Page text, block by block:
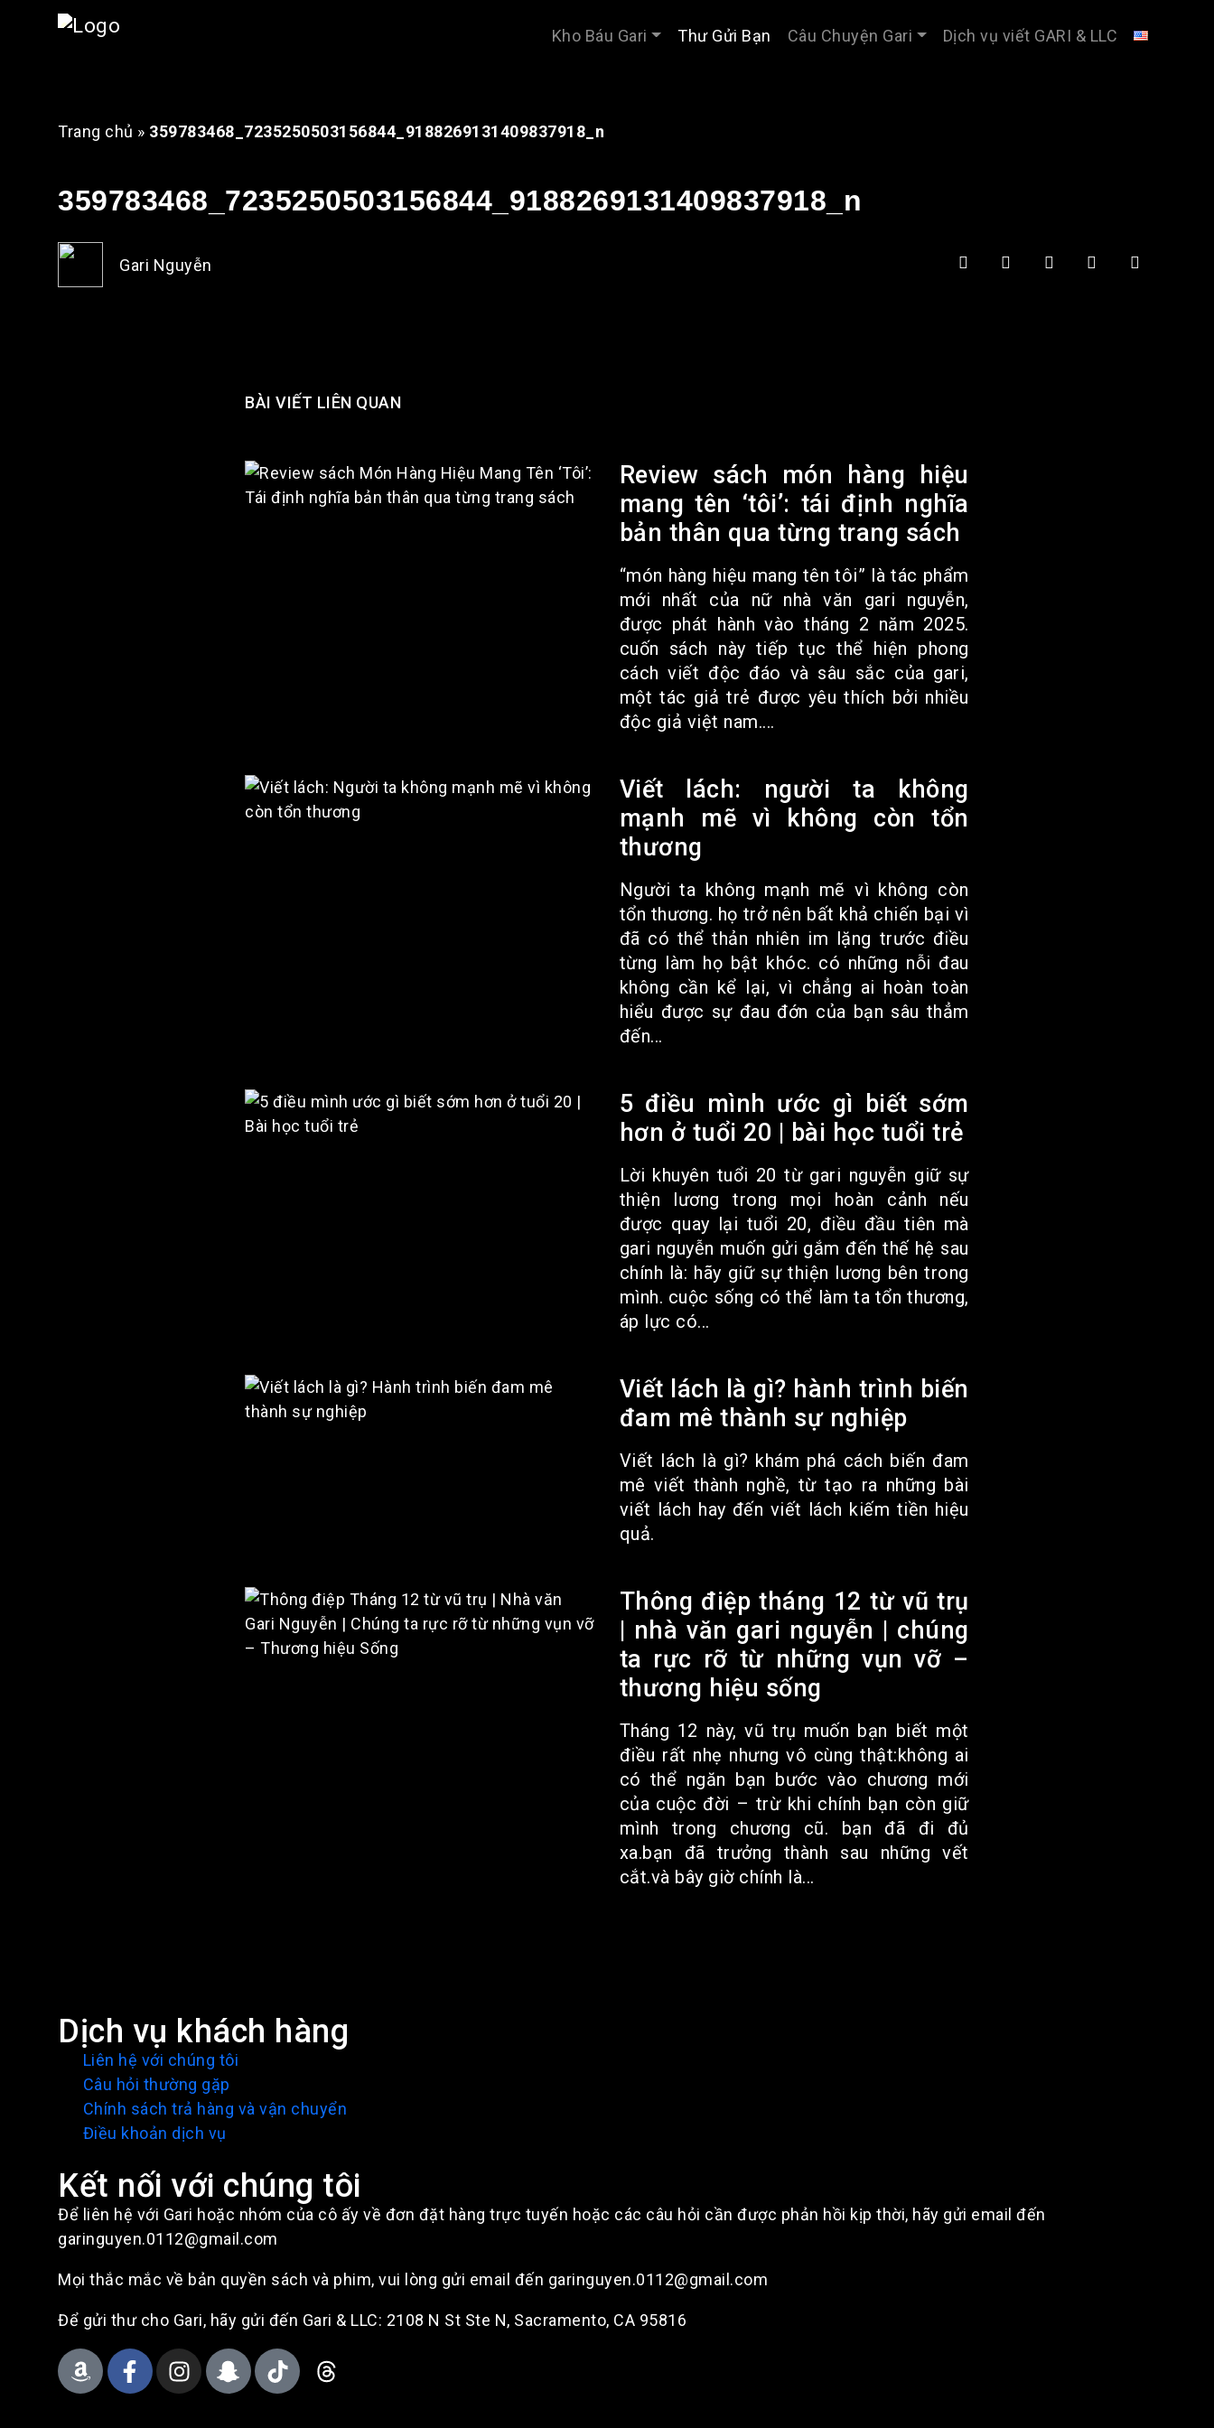
Kho Báu Gari Thư Gửi Bạn Câu Chuyện Gari Dịch vụ viết GARI & LLC
Trang chủ » 359783468_7235250503156844_9188269131409837918_n
359783468_7235250503156844_9188269131409837918_n
Gari Nguyễn
BÀI VIẾT LIÊN QUAN
Review sách món hàng hiệu
mang tên ‘tôi’: tái định nghĩa
bản thân qua từng trang sách
“món hàng hiệu mang tên tôi” là tác phẩm
mới nhất của nữ nhà văn gari nguyễn,
được phát hành vào tháng 2 năm 2025.
cuốn sách này tiếp tục thể hiện phong
cách viết độc đáo và sâu sắc của gari,
một tác giả trẻ được yêu thích bởi nhiều
độc giả việt nam....
Viết lách: người ta không
mạnh mẽ vì không còn tổn
thương
Người ta không mạnh mẽ vì không còn
tổn thương. họ trở nên bất khả chiến bại vì
đã có thể thản nhiên im lặng trước điều
từng làm họ bật khóc. có những nỗi đau
không cần kể lại, vì chẳng ai hoàn toàn
hiểu được sự đau đớn của bạn sâu thẳm
đến...
5 điều mình ước gì biết sớm
hơn ở tuổi 20 | bài học tuổi trẻ
Lời khuyên tuổi 20 từ gari nguyễn giữ sự
thiện lương trong mọi hoàn cảnh nếu
được quay lại tuổi 20, điều đầu tiên mà
gari nguyễn muốn gửi gắm đến thế hệ sau
chính là: hãy giữ sự thiện lương bên trong
mình. cuộc sống có thể làm ta tổn thương,
áp lực có...
Viết lách là gì? hành trình biến
đam mê thành sự nghiệp
Viết lách là gì? khám phá cách biến đam
mê viết thành nghề, từ tạo ra những bài
viết lách hay đến viết lách kiếm tiền hiệu
quả.
Thông điệp tháng 12 từ vũ trụ
| nhà văn gari nguyễn | chúng
ta rực rỡ từ những vụn vỡ –
thương hiệu sống
Tháng 12 này, vũ trụ muốn bạn biết một
điều rất nhẹ nhưng vô cùng thật:không ai
có thể ngăn bạn bước vào chương mới
của cuộc đời – trừ khi chính bạn còn giữ
mình trong chương cũ. bạn đã đi đủ
xa.bạn đã trưởng thành sau những vết
cắt.và bây giờ chính là...
Dịch vụ khách hàng
Liên hệ với chúng tôi
Câu hỏi thường gặp
Chính sách trả hàng và vận chuyển
Điều khoản dịch vụ
Kết nối với chúng tôi
Để liên hệ với Gari hoặc nhóm của cô ấy về đơn đặt hàng trực tuyến hoặc các câu hỏi cần được phản hồi kịp thời, hãy gửi email đến
garinguyen.0112@gmail.com
Mọi thắc mắc về bản quyền sách và phim, vui lòng gửi email đến garinguyen.0112@gmail.com
Để gửi thư cho Gari, hãy gửi đến Gari & LLC: 2108 N St Ste N, Sacramento, CA 95816